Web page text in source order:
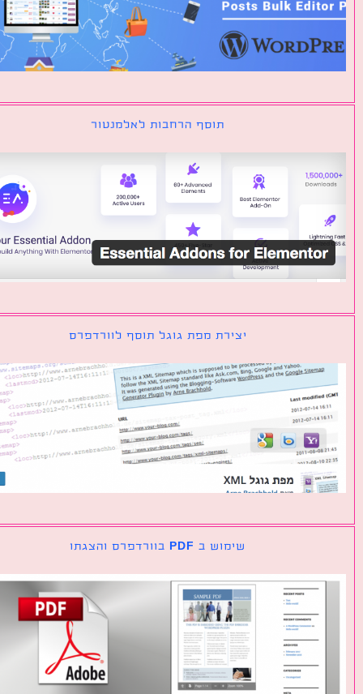
תוסף הרחבות לאלמנטור
יצירת מפת גוגל תוסף לוורדפרס
שימוש ב PDF בוורדפרס והצגתו